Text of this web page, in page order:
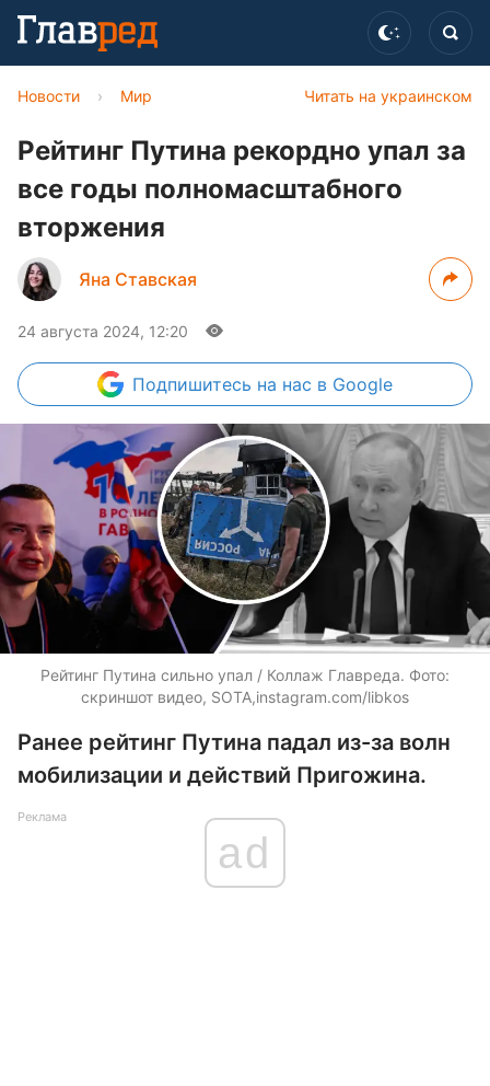
Читать на украинском
Новости › Мир
Рейтинг Путина рекордно упал за
все годы полномасштабного
вторжения
Яна Ставская
24 августа 2024, 12:20
Подпишитесь на нас в Google
Рейтинг Путина сильно упал / Коллаж Главреда. Фото:
скриншот видео, SOTA,instagram.com/libkos
Ранее рейтинг Путина падал из-за волн
мобилизации и действий Пригожина.
Реклама
ad